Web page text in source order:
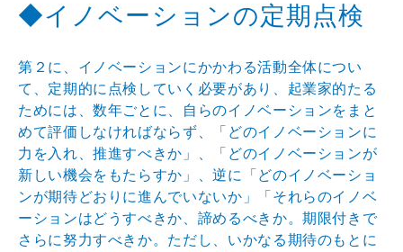
◆イノベーションの定期点検
第２に、イノベーションにかかわる活動全体につい
て、定期的に点検していく必要があり、起業家的たる
ためには、数年ごとに、自らのイノベーションをまと
めて評価しなければならず、「どのイノベーションに
力を入れ、推進すべきか」、「どのイノベーションが
新しい機会をもたらすか 」、逆に「どのイノベーショ
ンが期待どおりに進んでいないか」「それらのイノベ
ーションはどうすべきか、諦めるべきか。期限付きで
さらに努力すべきか。ただし、いかな る期待のもとに